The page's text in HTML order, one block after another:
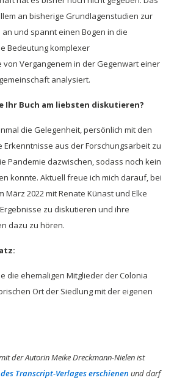
an bisherige Grundlagenstudien zur
und spannt einen Bogen in die
Bedeutung komplexer
Vergangenem in der Gegenwart einer
analysiert.
Ihr Buch am liebsten diskutieren?
die Gelegenheit, persönlich mit den
aus der Forschungsarbeit zu
Pandemie dazwischen, sodass noch kein
konnte. Aktuell freue ich mich darauf, bei
März 2022 mit Renate Künast und Elke
zu diskutieren und ihre
dazu zu hören.
die ehemaligen Mitglieder der Colonia
Ort der Siedlung mit der eigenen
der Autorin Meike Dreckmann-Nielen ist
Transcript-Verlages erschienen und darf